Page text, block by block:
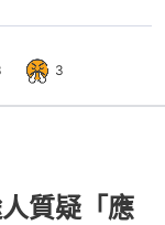
3
質疑「應